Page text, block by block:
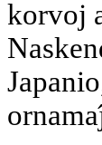
korvoj